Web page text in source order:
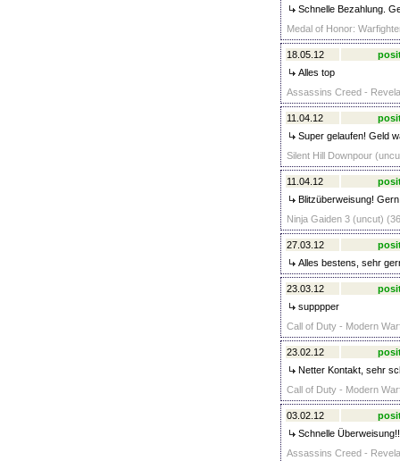
Schnelle Bezahlung.
Medal of Honor:
18.05.12
Alles top
Assassins Creed -
11.04.12
Super gelaufen! Geld
Silent Hill Downpour
11.04.12
Blitzüberweisung!
Ninja Gaiden 3 (uncut)
27.03.12
Alles bestens, sehr
23.03.12
supppper
Call of Duty - Modern
23.02.12
Netter Kontakt, sehr
Call of Duty - Modern
03.02.12
Schnelle
Assassins Creed -